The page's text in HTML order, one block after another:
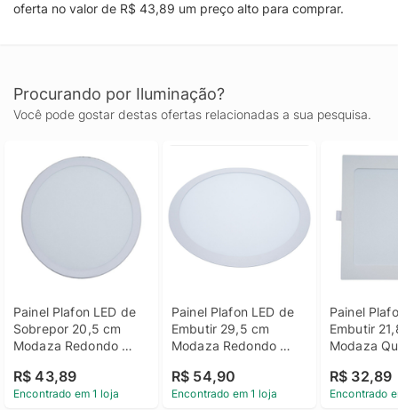
oferta no valor de R$ 43,89 um preço alto para comprar.
Procurando por Iluminação?
Você pode gostar destas ofertas relacionadas a sua pesquisa.
Painel Plafon LED de
Sobrepor 20,5 cm
Modaza Redondo
R$ 43,89
Encontrado em 1 loja
Painel Plafon LED de
Embutir 29,5 cm
Modaza Redondo
4000K
R$ 54,90
Encontrado em 1 loja
Painel
Embutir
Modaza
R$ 32,89
Encontrado